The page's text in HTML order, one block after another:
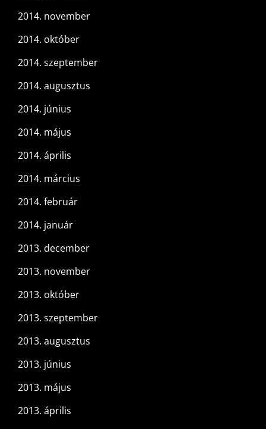
2014. november
2014. október
2014. szeptember
2014. augusztus
2014. június
2014. május
2014. április
2014. március
2014. február
2014. január
2013. december
2013. november
2013. október
2013. szeptember
2013. augusztus
2013. június
2013. május
2013. április